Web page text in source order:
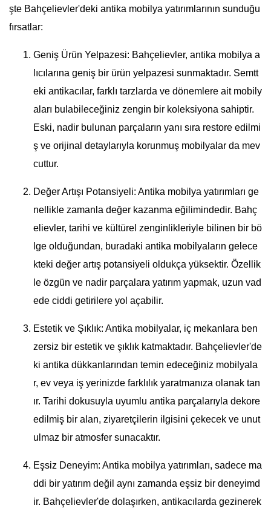
şte Bahçelievler'deki antika mobilya yatırımlarının sunduğu
fırsatlar:
Geniş Ürün Yelpazesi: Bahçelievler, antika mobilya a
lıcılarına geniş bir ürün yelpazesi sunmaktadır. Semtt
eki antikacılar, farklı tarzlarda ve dönemlere ait mobily
aları bulabileceğiniz zengin bir koleksiyona sahiptir.
Eski, nadir bulunan parçaların yanı sıra restore edilmi
ş ve orijinal detaylarıyla korunmuş mobilyalar da mev
cuttur.
Değer Artışı Potansiyeli: Antika mobilya yatırımları ge
nellikle zamanla değer kazanma eğilimindedir. Bahç
elievler, tarihi ve kültürel zenginlikleriyle bilinen bir bö
lge olduğundan, buradaki antika mobilyaların gelece
kteki değer artış potansiyeli oldukça yüksektir. Özellik
le özgün ve nadir parçalara yatırım yapmak, uzun vad
ede ciddi getirilere yol açabilir.
Estetik ve Şıklık: Antika mobilyalar, iç mekanlara ben
zersiz bir estetik ve şıklık katmaktadır. Bahçelievler'de
ki antika dükkanlarından temin edeceğiniz mobilyala
r, ev veya iş yerinizde farklılık yaratmanıza olanak tan
ır. Tarihi dokusuyla uyumlu antika parçalarıyla dekore
edilmiş bir alan, ziyaretçilerin ilgisini çekecek ve unut
ulmaz bir atmosfer sunacaktır.
Eşsiz Deneyim: Antika mobilya yatırımları, sadece ma
ddi bir yatırım değil aynı zamanda eşsiz bir deneyimd
ir. Bahçelievler'de dolaşırken, antikacılarda gezinerek